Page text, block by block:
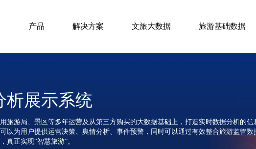
产品 解决方案 文旅大数据 旅游基础数据
析展示系统
旅游局、景区等多年运营及从第三方购买的大数据基础上，打造实时数据分析的
以为用户提供运营决策、舆情分析、事件预警，同时可以通过有效整合旅游监管
真正实现“智慧旅游”。